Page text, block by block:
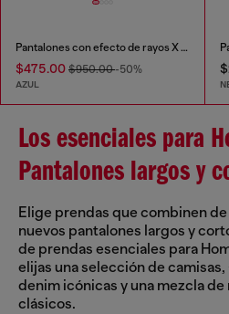
Pantalones con efecto de rayos X de cuadros
$475.00 $950.00-50%
AZUL
Los esenciales para
Pantalones largos y
Elige prendas que combinen
nuevos pantalones largos y
de prendas esenciales para
elijas una selección de
denim icónicas y una mezcla
clásicos.